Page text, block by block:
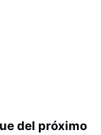
del próximo